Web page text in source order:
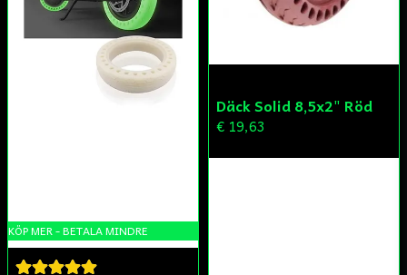
KÖP MER - BETALA MINDRE
Däck Solid 8,5x2" Röd
€ 19,63